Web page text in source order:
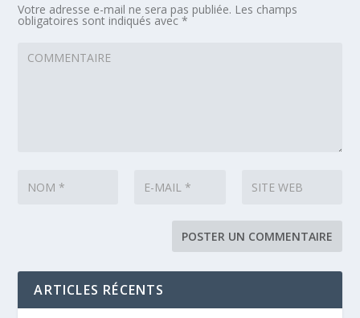
Votre adresse e-mail ne sera pas publiée. Les champs
obligatoires sont indiqués avec*
ARTICLES RÉCENTS